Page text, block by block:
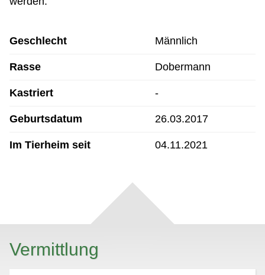
Geschlecht Männlich
Rasse Dobermann
Kastriert -
Geburtsdatum 26.03.2017
Im Tierheim seit 04.11.2021
Vermittlung